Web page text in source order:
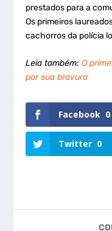
prestados para a
Os primeiros
cachorros da polícia
Leia também:O
por sua bravura
Facebook 0
Twitter 0